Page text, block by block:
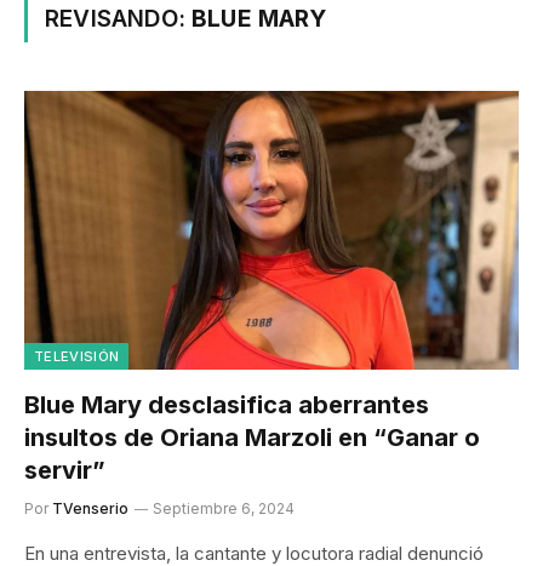
REVISANDO: BLUE MARY
TELEVISIÓN
Blue Mary desclasifica aberrantes
insultos de Oriana Marzoli en “Ganar o
servir”
Por TVenserio Septiembre 6, 2024
En una entrevista, la cantante y locutora radial denunció